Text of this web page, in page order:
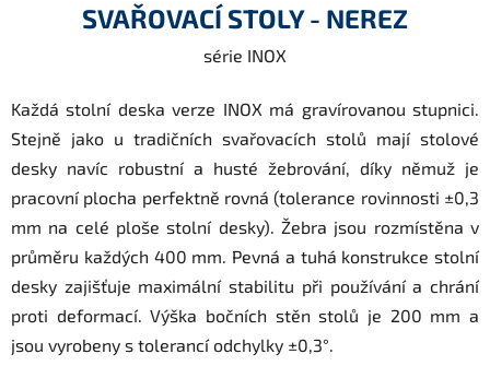
SVAŘOVACÍ STOLY - NEREZ
série INOX
Každá stolní deska verze INOX má gravírovanou stupnici.
Stejně jako u tradičních svařovacích stolů mají stolové
desky navíc robustní a husté žebrování, díky němuž je
pracovní plocha perfektně rovná (tolerance rovinnosti ±0,3
mm na celé ploše stolní desky). Žebra jsou rozmístěna v
průměru každých 400 mm. Pevná a tuhá konstrukce stolní
desky zajišťuje maximální stabilitu při používání a chrání
proti deformací. Výška bočních stěn stolů je 200 mm a
jsou vyrobeny s tolerancí odchylky ±0,3°.